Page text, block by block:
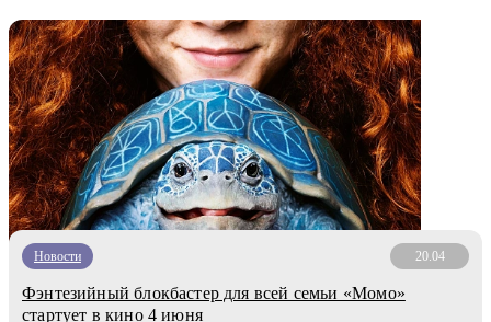
Новости 20.04
Фэнтезийный блокбастер для всей семьи «Момо»
стартует в кино 4 июня